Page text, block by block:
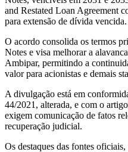
and Restated Loan Agreement
para extensão de dívida vencida.
O acordo consolida os termos
Notes e visa melhorar a
Ambipar, permitindo a
valor para acionistas e demais
A divulgação está em
44/2021, alterada, e com o
exigem comunicação de fatos
recuperação judicial.
Os destaques das fontes